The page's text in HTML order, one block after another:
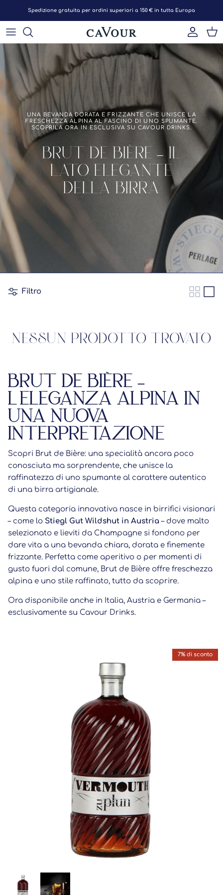
Spedizione gratuita per ordini superiori a 150 € in tutta Europa
Account
UNA BEVANDA DORATA E FRIZZANTE CHE UNISCE LA
FRESCHEZZA ALPINA AL FASCINO DI UNO SPUMANTE.
SCOPRILA ORA IN ESCLUSIVA SU CAVOUR DRINKS.
BRUT DE BIÈRE – IL
LATO ELEGANTE
DELLA BIRRA
Filtro
NESSUN PRODOTTO TROVATO
BRUT DE BIÈRE –
L’ELEGANZA ALPINA IN
UNA NUOVA
INTERPRETAZIONE
Scopri Brut de Bière: una specialità ancora poco
conosciuta ma sorprendente, che unisce la
raffinatezza di uno spumante al carattere autentico
di una birra artigianale.
Questa categoria innovativa nasce in birrifici visionari
– come lo Stiegl Gut Wildshut in Austria– dove malto
selezionato e lieviti da Champagne si fondono per
dare vita a una bevanda chiara, dorata e finemente
frizzante. Perfetta come aperitivo o per momenti di
gusto fuori dal comune, Brut de Bière offre freschezza
alpina e uno stile raffinato, tutto da scoprire.
Ora disponibile anche in Italia, Austria e Germania –
esclusivamente su Cavour Drinks.
7% di sconto